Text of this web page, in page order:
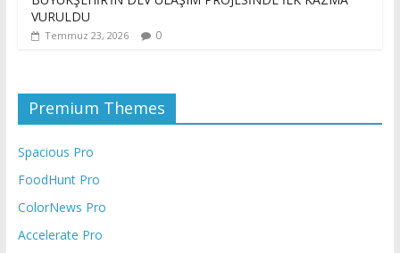
VURULDU
Temmuz 23, 2026 0
Premium Themes
Spacious Pro
FoodHunt Pro
ColorNews Pro
Accelerate Pro